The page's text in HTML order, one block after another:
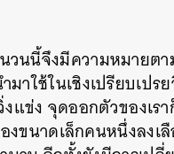
นนี้จึงมีความหมายตา
าใช้ในเชิงเปรียบเป
แข่ง จุดออกตัวของเร
ขนาดเล็กคนหนึ่งลงเ